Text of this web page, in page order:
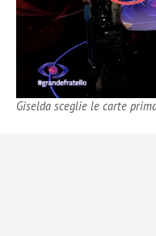
Giselda sceglie le carte